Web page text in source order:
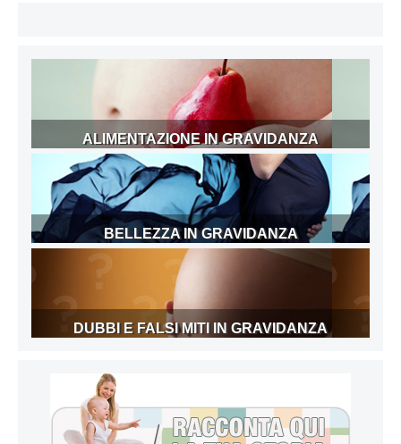
ALIMENTAZIONE IN GRAVIDANZA
BELLEZZA IN GRAVIDANZA
DUBBI E FALSI MITI IN GRAVIDANZA